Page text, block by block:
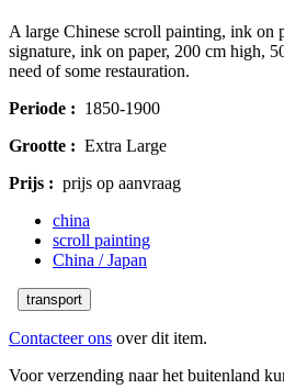
A large Chinese scroll painting, ink on
signature, ink on paper, 200 cm high,
need of some restauration.
Periode : 1850-1900
Grootte : Extra Large
Prijs : prijs op aanvraag
china
scroll painting
China / Japan
transport
Contacteer ons over dit item.
Voor verzending naar het buitenland